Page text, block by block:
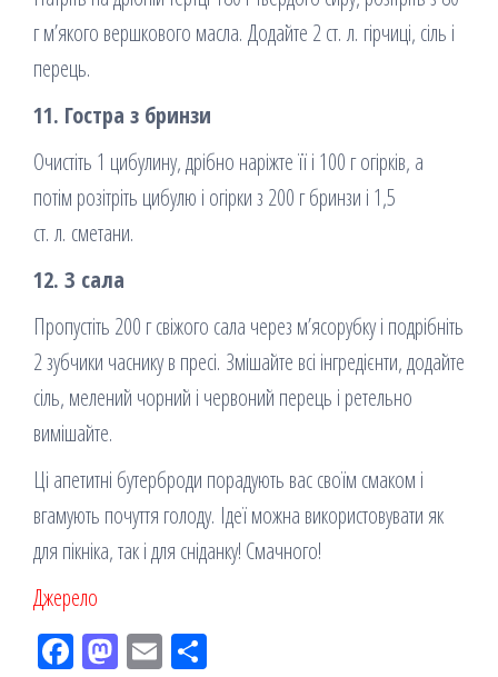
г м’якого вершкового масла. Додайте 2 ст. л. гірчиці, сіль і
перець.
11. Гостра з бринзи
Очистіть 1 цибулину, дрібно наріжте її і 100 г огірків, а
потім розітріть цибулю і огірки з 200 г бринзи і 1,5
ст. л. сметани.
12. З сала
Пропустіть 200 г свіжого сала через м’ясорубку і подрібніть
2 зубчики часнику в пресі. Змішайте всі інгредієнти, додайте
сіль, мелений чорний і червоний перець і ретельно
вимішайте.
Ці апетитні бутерброди порадують вас своїм смаком і
вгамують почуття голоду. Ідеї ​​можна використовувати як
для пікніка, так і для сніданку! Смачного!
Джерело
Fac M Em